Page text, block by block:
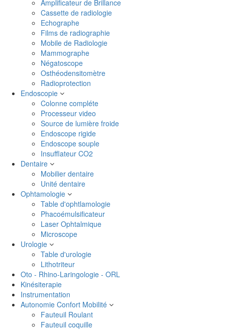
Amplificateur de Brillance
Cassette de radiologie
Echographe
Films de radiographie
Mobile de Radiologie
Mammographe
Négatoscope
Osthéodensitomètre
Radioprotection
Endoscopie
Colonne compléte
Processeur video
Source de lumière froide
Endoscope rigide
Endoscope souple
Insufflateur CO2
Dentaire
Mobilier dentaire
Unité dentaire
Ophtamologie
Table d'ophtlamologie
Phacoémulsificateur
Laser Ophtalmique
Microscope
Urologie
Table d'urologie
Lithotriteur
Oto - Rhino-Laringologie - ORL
Kinésiterapie
Instrumentation
Autonomie Confort Mobilité
Fauteuil Roulant
Fauteuil coquille